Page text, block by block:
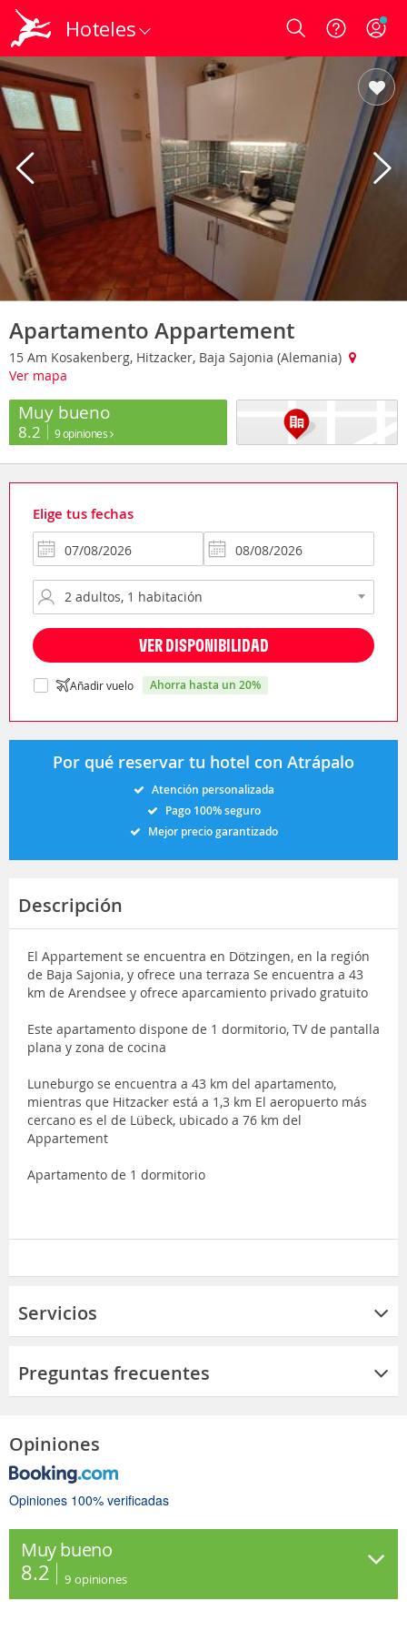
Hoteles Login
Apartamento Appartement
15 Am Kosakenberg, Hitzacker, Baja Sajonia (Alemania)
Ver mapa
Muy bueno
8.2 9 opiniones
Elige tus fechas
VER DISPONIBILIDAD
Añadir vuelo ahorra hasta un 20%
Por qué reservar tu hotel con Atrápalo
Atención personalizada
Pago 100% seguro
Mejor precio garantizado
Descripción
El Appartement se encuentra en Dötzingen, en la región
de Baja Sajonia, y ofrece una terraza Se encuentra a 43
km de Arendsee y ofrece aparcamiento privado gratuito
Este apartamento dispone de 1 dormitorio, TV de pantalla
plana y zona de cocina
Luneburgo se encuentra a 43 km del apartamento,
mientras que Hitzacker está a 1,3 km El aeropuerto más
cercano es el de Lübeck, ubicado a 76 km del
Appartement
Apartamento de 1 dormitorio
Servicios
Preguntas frecuentes
Opiniones
Opiniones 100% verificadas
Muy bueno
8.2 9 opiniones